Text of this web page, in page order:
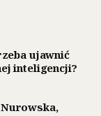
ujawnić
inteligencji?